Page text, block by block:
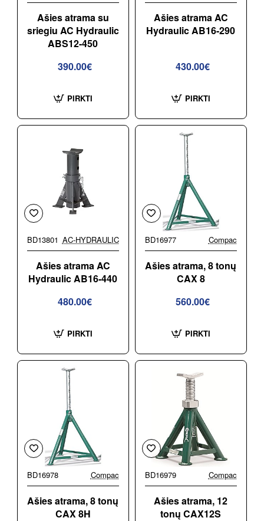
Ašies atrama su
sriegiu AC Hydraulic
ABS12-450
390.00€
PIRKTI
Ašies atrama AC
Hydraulic AB16-290
430.00€
PIRKTI
BD13801 AC-HYDRAULIC
Ašies atrama AC
Hydraulic AB16-440
480.00€
PIRKTI
BD16977 Compac
Ašies atrama, 8 tonų
CAX 8
560.00€
PIRKTI
BD16978 Compac
Ašies atrama, 8 tonų
CAX 8H
BD16979 Compac
Ašies atrama, 12
tonų CAX12S